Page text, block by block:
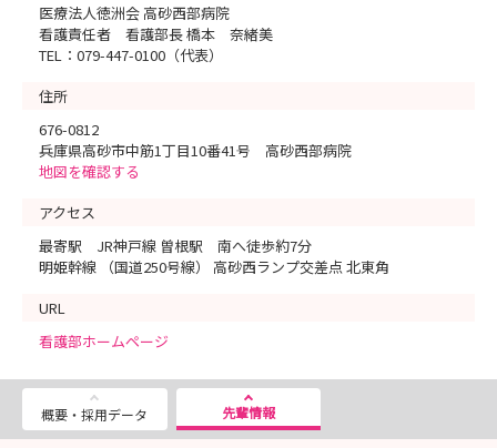
医療法人徳洲会 高砂西部病院
看護責任者 看護部長 橋本 奈緒美
TEL：079-447-0100（代表）
住所
676-0812
兵庫県高砂市中筋1丁目10番41号 高砂西部病院
地図を確認する
アクセス
最寄駅 JR神戸線 曽根駅 南へ徒歩約7分
明姫幹線 （国道250号線） 高砂西ランプ交差点 北東角
URL
看護部ホームページ
概要・採用データ 先輩情報